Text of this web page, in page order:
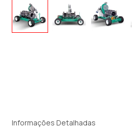
Informações Detalhadas